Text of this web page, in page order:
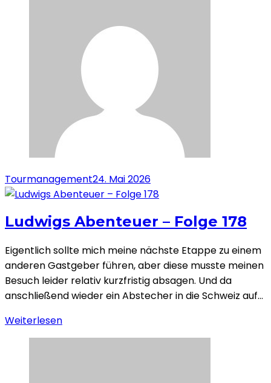
Tourmanagement24. Mai 2026
Ludwigs Abenteuer – Folge 178
Eigentlich sollte mich meine nächste Etappe zu einem
anderen Gastgeber führen, aber diese musste meinen
Besuch leider relativ kurzfristig absagen. Und da
anschließend wieder ein Abstecher in die Schweiz auf…
Weiterlesen